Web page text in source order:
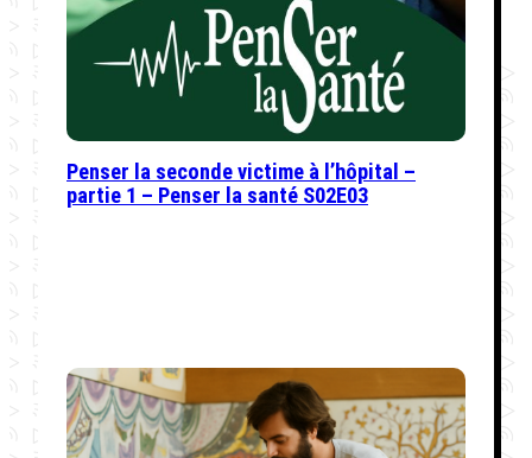
Penser la seconde victime à l’hôpital –
partie 1 – Penser la santé S02E03